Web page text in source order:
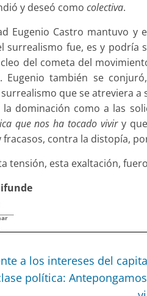
y deseó como colectiva.
Eugenio Castro mantuvo y
surrealismo fue, es y podría
del cometa del
Eugenio también se
que se atreviera
la dominación como a las
que nos ha tocado vivir y
fracasos, contra la distopía,
tensión, esta exaltación,
a los intereses del
política: